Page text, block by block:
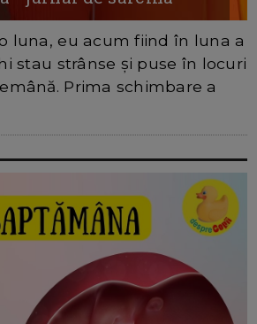
luna, eu acum fiind în luna a
stau strânse și puse în locuri
Prima schimbare a